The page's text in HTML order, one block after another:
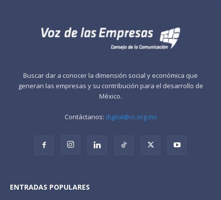
Buscar dar a conocer la dimensión social y económica que
generan las empresas y su contribución para el desarrollo de
México.
Contáctanos: digital@cc.org.mx
ENTRADAS POPULARES